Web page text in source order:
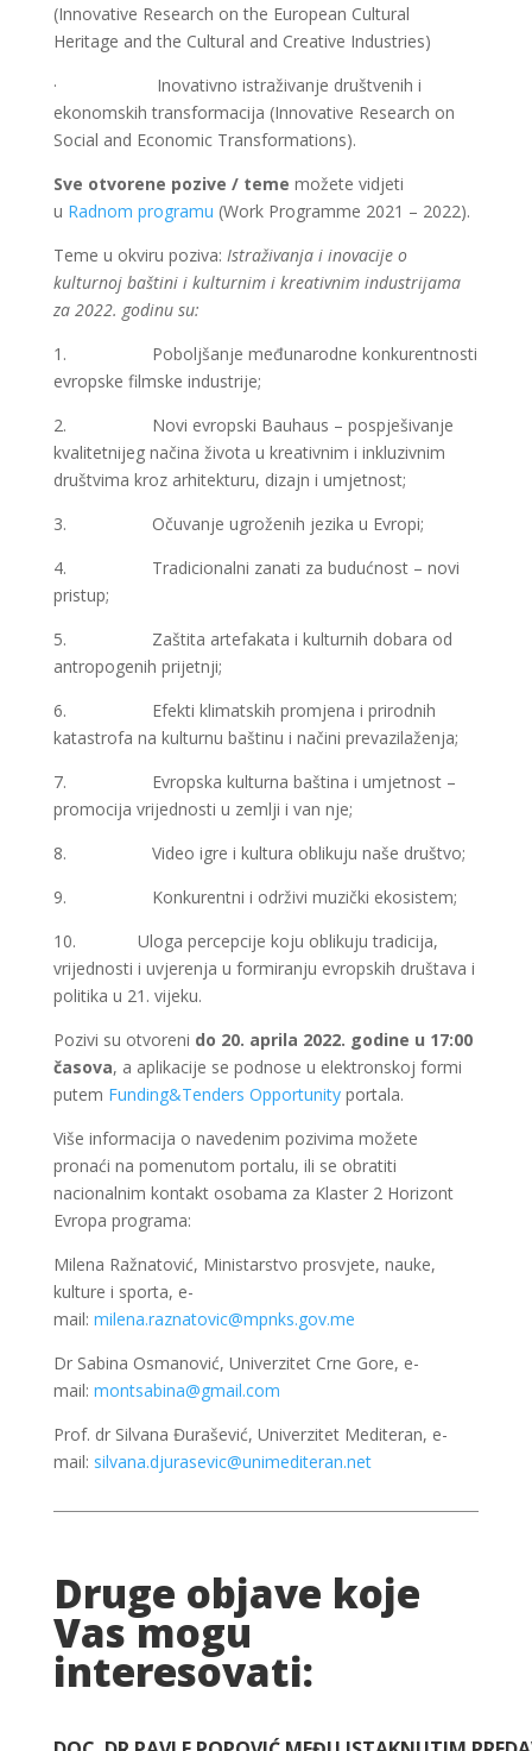
(Innovative Research on the European Cultural
Heritage and the Cultural and Creative Industries)
· Inovativno istraživanje društvenih i
ekonomskih transformacija (Innovative Research on
Social and Economic Transformations).
Sve otvorene pozive / teme možete vidjeti
u Radnom programu (Work Programme 2021 – 2022).
Teme u okviru poziva: Istraživanja i inovacije o
kulturnoj baštini i kulturnim i kreativnim industrijama
za 2022. godinu su:
1. Poboljšanje međunarodne konkurentnosti
evropske filmske industrije;
2. Novi evropski Bauhaus – pospješivanje
kvalitetnijeg načina života u kreativnim i inkluzivnim
društvima kroz arhitekturu, dizajn i umjetnost;
3. Očuvanje ugroženih jezika u Evropi;
4. Tradicionalni zanati za budućnost – novi
pristup;
5. Zaštita artefakata i kulturnih dobara od
antropogenih prijetnji;
6. Efekti klimatskih promjena i prirodnih
katastrofa na kulturnu baštinu i načini prevazilaženja;
7. Evropska kulturna baština i umjetnost –
promocija vrijednosti u zemlji i van nje;
8. Video igre i kultura oblikuju naše društvo;
9. Konkurentni i održivi muzički ekosistem;
10. Uloga percepcije koju oblikuju tradicija,
vrijednosti i uvjerenja u formiranju evropskih društava i
politika u 21. vijeku.
Pozivi su otvoreni do 20. aprila 2022. godine u 17:00
časova, a aplikacije se podnose u elektronskoj formi
putem Funding&Tenders Opportunityportala.
Više informacija o navedenim pozivima možete
pronaći na pomenutom portalu, ili se obratiti
nacionalnim kontakt osobama za Klaster 2 Horizont
Evropa programa:
Milena Ražnatović, Ministarstvo prosvjete, nauke,
kulture i sporta, e-
mail: milena.raznatovic@mpnks.gov.me
Dr Sabina Osmanović, Univerzitet Crne Gore, e-
mail: montsabina@gmail.com
Prof. dr Silvana Đurašević, Univerzitet Mediteran, e-
mail: silvana.djurasevic@unimediteran.net
Druge objave koje
Vas mogu
interesovati: